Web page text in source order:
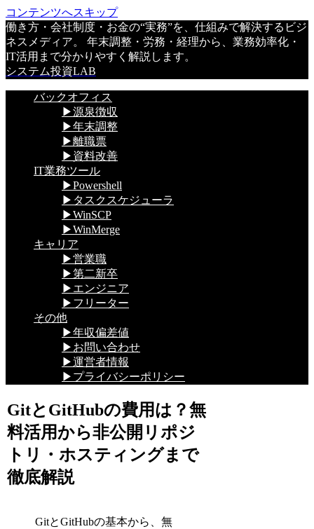
コンテンツへスキップ
働き方・会社制度・お金の“実務”を、仕組みで解決するビジ
ネスメディア。 年末調整・労務・経理から、業務効率化・
IT活用まで分かりやすく解説します。
システム投資LAB
バックオフィス
▶源泉徴収
▶年末調整
▶離職票
▶資料改善
IT業務ツール
▶Powershell
▶タスクスケジューラ
▶WinSCP
▶WinMerge
キャリア
▶営業職
▶第二新卒
▶エンジニア
▶フリーター
その他
▶年収偏差値
▶お問い合わせ
▶運営者情報
▶プライバシーポリシー
GitとGitHubの費用は？無
料活用から非公開リポジ
トリ・ホスティングまで
徹底解説
GitとGitHubの基本から、無